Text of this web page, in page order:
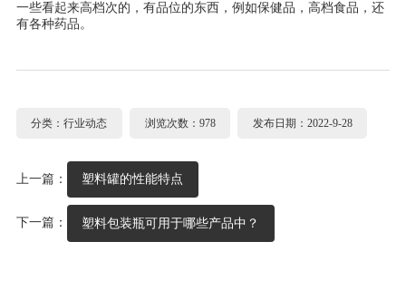
一些看起来高档次的，有品位的东西，例如保健品，高档食品，还
有各种药品。
分类：行业动态 浏览次数：978 发布日期：2022-9-28
上一篇： 塑料罐的性能特点
下一篇： 塑料包装瓶可用于哪些产品中？